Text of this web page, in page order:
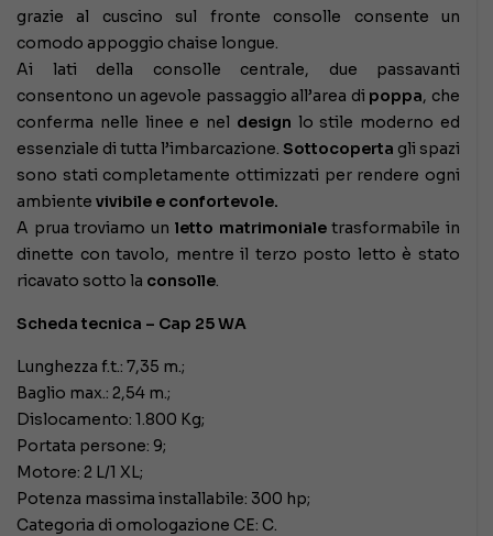
grazie al cuscino sul fronte consolle consente un
comodo appoggio chaise longue.
Ai lati della consolle centrale, due passavanti
consentono un agevole passaggio all’area di poppa, che
conferma nelle linee e nel design lo stile moderno ed
essenziale di tutta l’imbarcazione. Sottocoperta gli spazi
sono stati completamente ottimizzati per rendere ogni
ambiente vivibile e confortevole.
A prua troviamo un letto matrimonialetrasformabile in
dinette con tavolo, mentre il terzo posto letto è stato
ricavato sotto la consolle.
Scheda tecnica – Cap 25 WA
Lunghezza f.t.: 7,35 m.;
Baglio max.: 2,54 m.;
Dislocamento: 1.800 Kg;
Portata persone: 9;
Motore: 2 L/1 XL;
Potenza massima installabile: 300 hp;
Categoria di omologazione CE: C.